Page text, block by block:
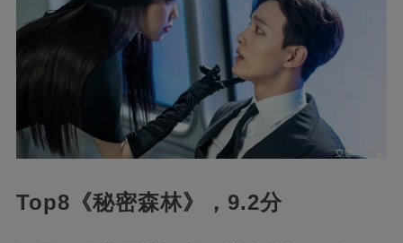
Top8《秘密森林》，9.2分